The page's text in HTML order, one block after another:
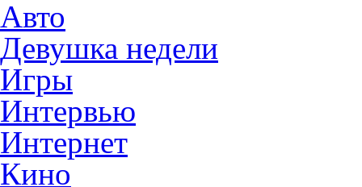
Авто
Девушка недели
Игры
Интервью
Интернет
Кино